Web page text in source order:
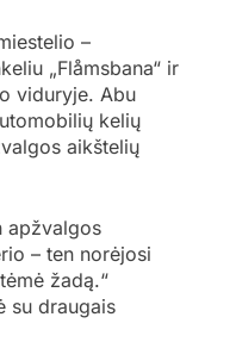
–
„Flåmsbana“ ir
viduryje. Abu
kelių
aikštelių
apžvalgos
– ten norėjosi
žadą.“
su draugais